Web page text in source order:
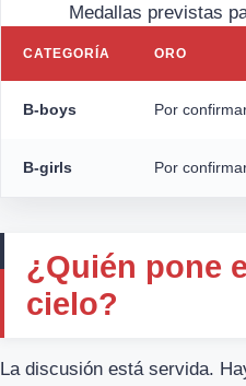
Medallas previstas
CATEGORÍA ORO
B-boys Por
B-girls Por
¿Quién pone
cielo?
La discusión está servida.